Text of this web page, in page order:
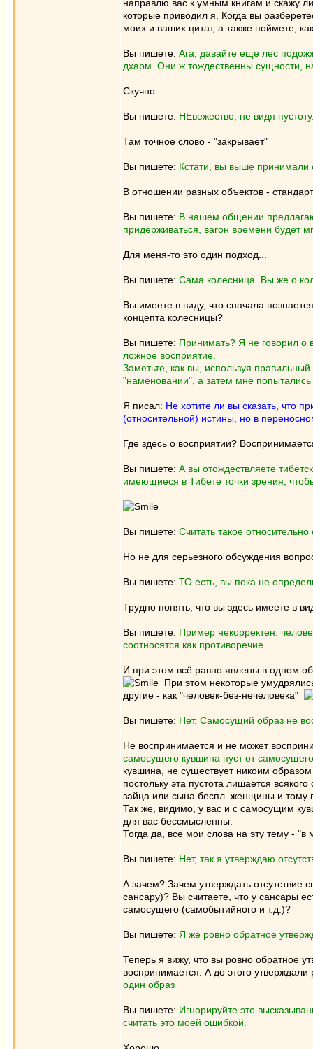
направлю вас к умным книгам и скажу
которые приводил я. Когда вы
моих и ваших цитат, а также поймете,
Вы пишете: Ага, давайте еще лес
дхарм. Они ж тождественны сущности,
Скучно...
Вы пишете: НЕвежество, не видя
Там точное слово - "закрывает"
Вы пишете: Кстати, вы выше принимали
В отношении разных объектов -
Вы пишете: В нашем общении
придерживаться, вагон времени будет
Для меня-то это один подход...
Вы пишете: Сама колесница. Вы же о
Вы имеете в виду, что сначала
концепта колесницы?
Вы пишете: Принимать? Я не говорил о
ложное восприятие.
Заметьте, как вы, используя
"наменовании", а затем мне
Я писал: Не хотите ли вы сказать, что
(относительной) истины, но в
Где здесь о восприятии?
Вы пишете: А вы отождествляете
имеющиеся в Тибете точки зрения,
Вы пишете: Считать такое
Но не для серьезного обсуждения
Вы пишете: ТО есть, вы пока не
Трудно понять, что вы здесь имеете в
Вы пишете: Пример некорректен:
соотносятся как противоречие.
И при этом всё равно явлены в одном
При этом некоторые
другие - как "человек-без-нечеловека"
Вы пишете: Нет. Самосущий образ не
Не воспринимается и не может
самосущего кувшина пуст от
кувшина, не существует никоим
постольку эта пустота лишается
зайца или сына беспл. женщины и тому
Так же, видимо, у вас и с самосущим
для вас бессмысленны.
Тогда да, все мои слова на эту тему - "в
Вы пишете: Нет, так я утверждаю
А зачем? Зачем утверждать
сансару)? Вы считаете, что у сансары
самосущего (самобытийного и т.д.)?
Вы пишете: Я же ровно обратное
Теперь я вижу, что вы ровно обратное
воспринимается. А до этого
один образ
Вы пишете: Игнорируйте это
считать это моей ошибкой.